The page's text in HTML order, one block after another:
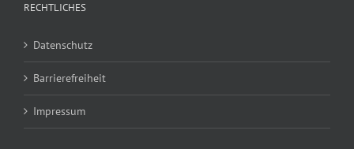
RECHTLICHES
Datenschutz
Barrierefreiheit
Impressum